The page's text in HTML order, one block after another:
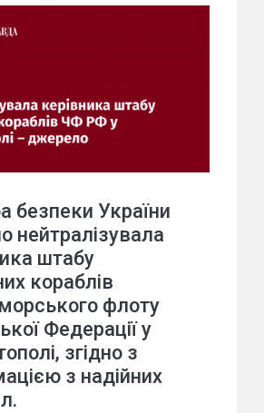
безпеки України
нейтралізувала
штабу
кораблів
флоту
Федерації у
згідно з
з надійних